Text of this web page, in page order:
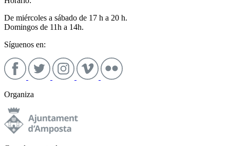
De miércoles a sábado de 17 h a 20 h.
Domingos de 11h a 14h.
Síguenos en:
Organiza